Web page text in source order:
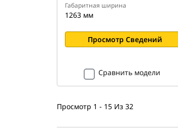
Габаритная ширина
1263 мм
Просмотр Сведений
Сравнить модели
Просмотр 1 - 15 Из 32